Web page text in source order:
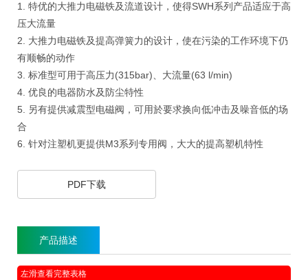
1. 特优的大推力电磁铁及流道设计，使得SWH系列产品适应于高
压大流量
2. 大推力电磁铁及提高弹簧力的设计，使在污染的工作环境下仍
有顺畅的动作
3. 标准型可用于高压力(315bar)、大流量(63 l/min)
4. 优良的电器防水及防尘特性
5. 另有提供减震型电磁阀，可用於要求换向低冲击及噪音低的场
合
6. 针对注塑机更提供M3系列专用阀，大大的提高塑机特性
PDF下载
产品描述